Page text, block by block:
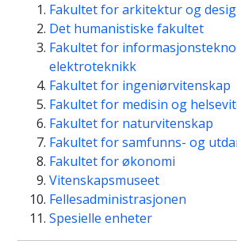
Fakultet for arkitektur og
Det humanistiske fakultet
Fakultet for
elektroteknikk
Fakultet for ingeniørvitenskap
Fakultet for medisin og
Fakultet for naturvitenskap
Fakultet for samfunns- og
Fakultet for økonomi
Vitenskapsmuseet
Fellesadministrasjonen
Spesielle enheter